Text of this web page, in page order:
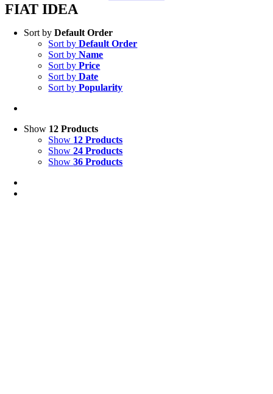
FIAT IDEA
Sort byDefault Order
Sort byDefault Order
Sort byName
Sort byPrice
Sort byDate
Sort byPopularity
Show 12 Products
Show 12 Products
Show24 Products
Show36 Products